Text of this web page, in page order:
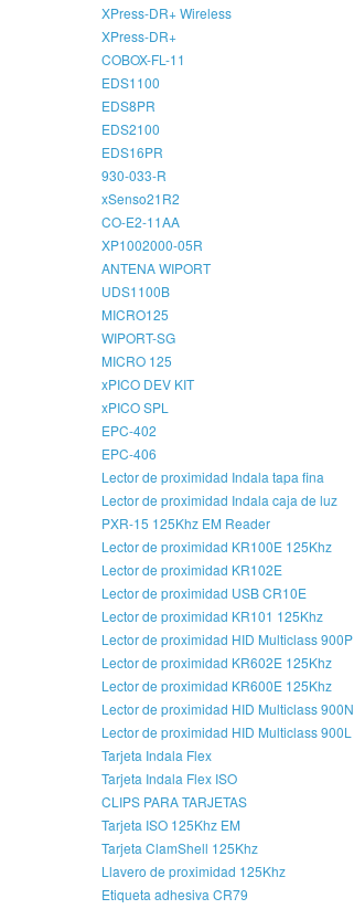
XPress-DR+ Wireless
XPress-DR+
COBOX-FL-11
EDS1100
EDS8PR
EDS2100
EDS16PR
930-033-R
xSenso21R2
CO-E2-11AA
XP1002000-05R
ANTENA WIPORT
UDS1100B
MICRO125
WIPORT-SG
MICRO 125
xPICO DEV KIT
xPICO SPL
EPC-402
EPC-406
Lector de proximidad Indala tapa fina
Lector de proximidad Indala caja de luz
PXR-15 125Khz EM Reader
Lector de proximidad KR100E 125Khz
Lector de proximidad KR102E
Lector de proximidad USB CR10E
Lector de proximidad KR101 125Khz
Lector de proximidad HID Multiclass 900P
Lector de proximidad KR602E 125Khz
Lector de proximidad KR600E 125Khz
Lector de proximidad HID Multiclass 900N
Lector de proximidad HID Multiclass 900L
Tarjeta Indala Flex
Tarjeta Indala Flex ISO
CLIPS PARA TARJETAS
Tarjeta ISO 125Khz EM
Tarjeta ClamShell 125Khz
Llavero de proximidad 125Khz
Etiqueta adhesiva CR79